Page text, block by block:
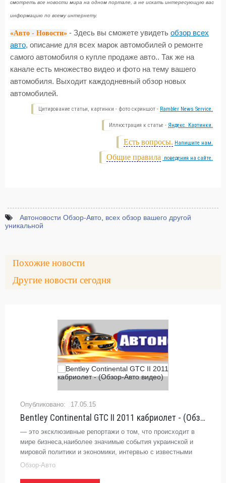
смотреть все новости мира на одном портале, а не искать интересующую вас
информацию по всему интернету.
«Авто - Новости» - Здесь вы сможете увидеть обзор всех
авто, описание для всех марок автомобилей о ремонте
самого автомобиля о купле продаже авто.. Так же на
канале есть множество видео и фото на тему вашего
автомобиля. Выходит каждодневный обзор новых
автомобилей.
Цитирование статьи, картинки - фото скриншот - Rambler News Service.
Иллюстрация к статье - Яндекс. Картинки.
Есть вопросы. Напишите нам.
Общие правила поведения на сайте.
Автоновости Обзор-Авто всех обзор вашего другой
уникальной
Похожие новости
Другие новости сегодня
17.05.15
Bentley Continental GTC II 2011 кабриолет - (Обзор-Авто видео)
— это эксклюзивные репортажи о том, что происходит в
мире бизнеса,наиболее значимые события украинской и
мировой политики и экономики, интервью с известными
профессионалами, экспертами и представителями власти,
Обзор-Авто